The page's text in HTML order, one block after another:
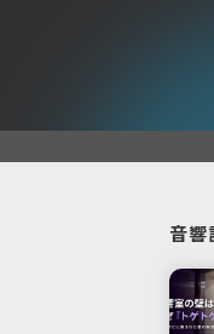
音響